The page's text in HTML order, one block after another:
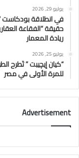
يوليو 29, 2026
في انطلاقة بودكاست
حقيقة “الفقاعة
ريادة المعمار
يوليو 25, 2026
للمرة الأولى في مصر
Advertisement